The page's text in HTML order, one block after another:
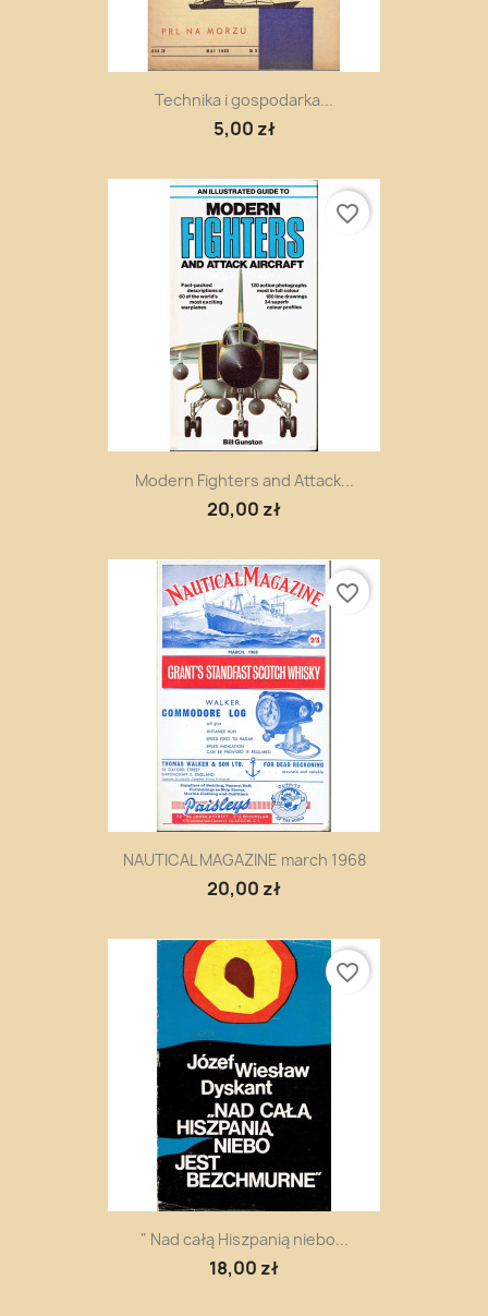
Technika i gospodarka...
5,00 zł
Modern Fighters and Attack...
20,00 zł
favorite_border
NAUTICAL MAGAZINE march 1968
20,00 zł
favorite_border
" Nad całą Hiszpanią niebo...
18,00 zł
favorite_border